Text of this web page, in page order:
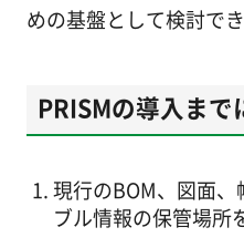
めの基盤として検討でき
PRISMの導入ま
現行のBOM、図面
ブル情報の保管場所